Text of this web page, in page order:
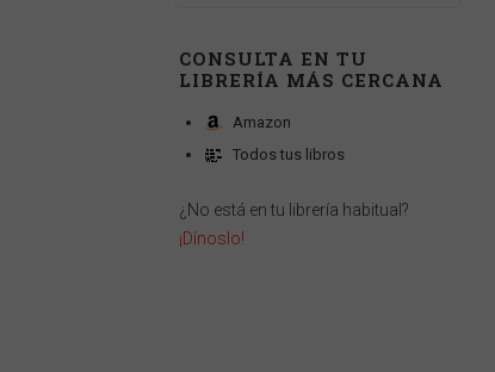
CONSULTA EN TU
LIBRERÍA MÁS CERCANA
Amazon
Todos tus libros
¿No está en tu librería habitual?
¡Dínoslo!